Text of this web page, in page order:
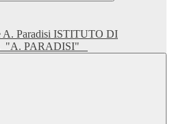
ISTITUTO DI
"A. PARADISI"